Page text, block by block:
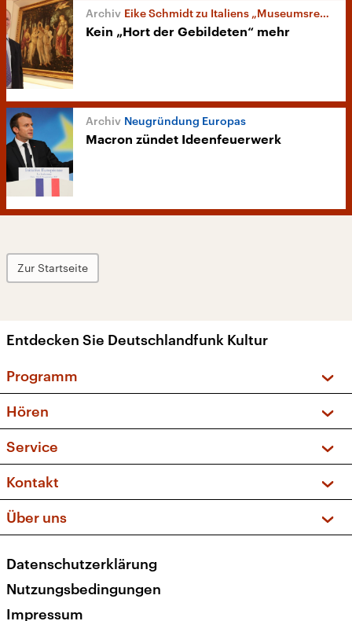
Eike Schmidt zu Italiens „Museumsrevolution“
Kein „Hort der Gebildeten“ mehr
Neugründung Europas
Macron zündet Ideenfeuerwerk
Zur Startseite
Entdecken Sie Deutschlandfunk Kultur
Programm
Sendungen und Podcasts
Musikliste
Kakadu – Das Kinderprogramm
Hören
Frequenzen (UKW + DAB+)
Service
FAQ
Apps
Newsletter
Veranstaltungen
Kontakt
Social Media
Über uns
Presse
Karriere
Datenschutzerklärung
Nutzungsbedingungen
Impressum